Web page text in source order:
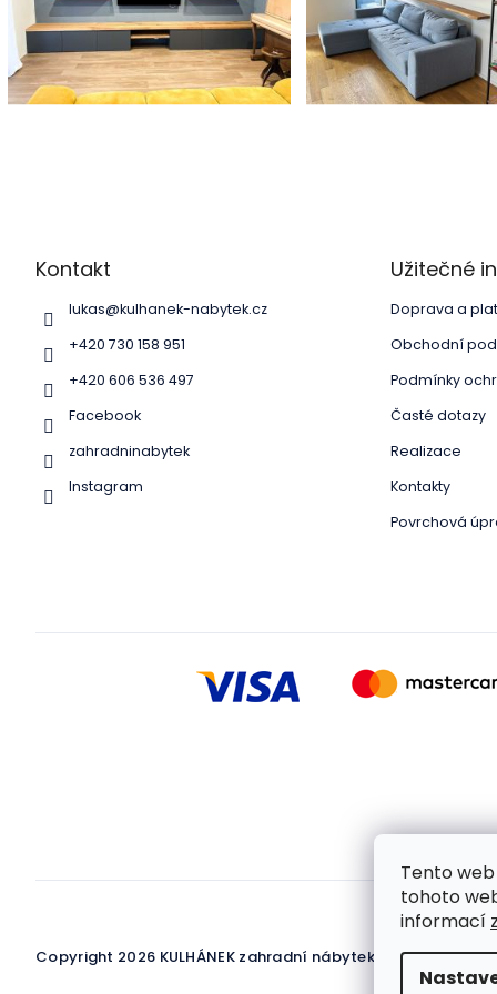
Tento
tohoto
informací
Kontakt
lukas@kulhanek-nabytek.cz
+420 730 158 951
+420 606 536 497
Facebook
zahradninabytek
Instagram
Užitečné
Doprava a
Obchodní
Podmínky
Časté dotazy
Realizace
Kontakty
Povrchová
Copyright 2026 KULHÁNEK zahradní nábytek . Všechna